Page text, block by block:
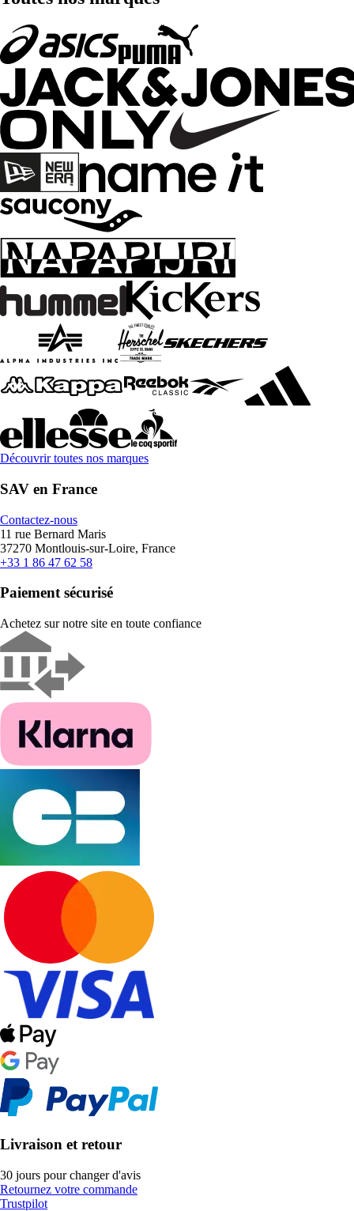
Découvrir toutes nos marques
SAV en France
Contactez-nous
11 rue Bernard Maris
37270 Montlouis-sur-Loire, France
+33 1 86 47 62 58
Paiement sécurisé
Achetez sur notre site en toute confiance
Livraison et retour
30 jours pour changer d'avis
Retournez votre commande
Trustpilot